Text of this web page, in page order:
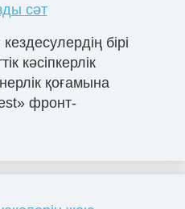
сәт
бірі
кәсіпкерлік
қоғамына
фронт-